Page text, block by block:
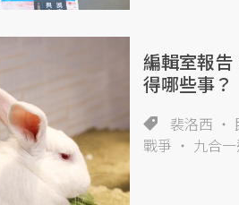
編輯室報告
得哪些事？
裴洛西
戰爭
九合